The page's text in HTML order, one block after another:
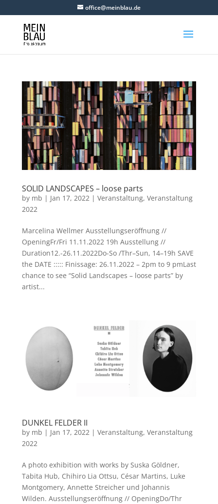
office@meinblau.de
SOLID LANDSCAPES – loose parts
by mb | Jan 17, 2022| Veranstaltung, Veranstaltung
2022
Marcelina Wellmer Ausstellungseröffnung //
OpeningFr/Fri 11.11.2022 19h Ausstellung //
Duration12.-26.11.2022Do-So /Thr–Sun, 14–19h SAVE
the DATE ::::: Finissage: 26.11.2022 – 2pm to 9 pmLast
chance to see “Solid Landscapes – loose parts” by
artist...
DUNKEL FELDER II
by mb | Jan 17, 2022 | Veranstaltung, Veranstaltung
2022
A photo exhibition with works by Suska Göldner,
Tabita Hub, Chihiro Lia Ottsu, César Martins, Luke
Montgomery, Annette Streicher und Johannis
Wilden. Ausstellungseröffnung // OpeningDo/Thr